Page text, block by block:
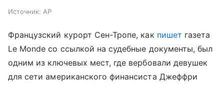
Источник: AP
Французский курорт Сен-Тропе, как пишет газета
Le Monde со ссылкой на судебные документы, был
одним из ключевых мест, где вербовали девушек
для сети американского финансиста Джеффри